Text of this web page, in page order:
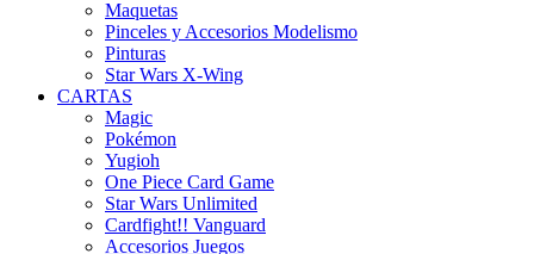
Maquetas
Pinceles y Accesorios Modelismo
Pinturas
Star Wars X-Wing
CARTAS
Magic
Pokémon
Yugioh
One Piece Card Game
Star Wars Unlimited
Cardfight!! Vanguard
Accesorios Juegos